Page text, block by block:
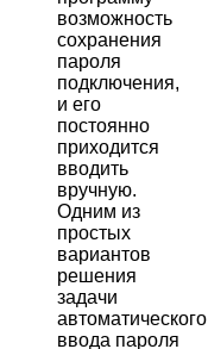
возможность
сохранения
пароля
подключения,
и его
постоянно
приходится
вводить
вручную.
Одним из
простых
вариантов
решения
задачи
автоматического
ввода пароля